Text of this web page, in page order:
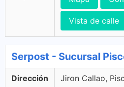
Vista de calle
Serpost - Sucursal
Dirección Jiron Callao,